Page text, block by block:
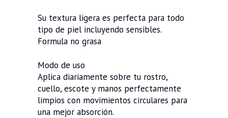
Su textura ligera es perfecta para todo
tipo de piel incluyendo sensibles.
Formula no grasa
Modo de uso
Aplica diariamente sobre tu rostro,
cuello, escote y manos perfectamente
limpios con movimientos circulares para
una mejor absorción.